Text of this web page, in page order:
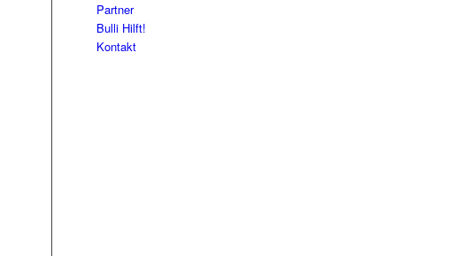
Partner
Bulli Hilft!
Kontakt